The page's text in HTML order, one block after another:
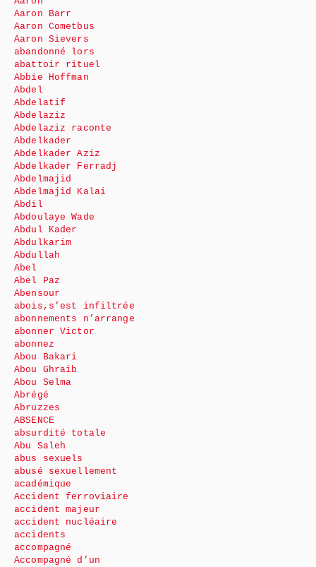
Aaron Barr
Aaron Cometbus
Aaron Sievers
abandonné lors
abattoir rituel
Abbie Hoffman
Abdel
Abdelatif
Abdelaziz
Abdelaziz raconte
Abdelkader
Abdelkader Aziz
Abdelkader Ferradj
Abdelmajid
Abdelmajid Kalai
Abdil
Abdoulaye Wade
Abdul Kader
Abdulkarim
Abdullah
Abel
Abel Paz
Abensour
abois,s’est infiltrée
abonnements n’arrange
abonner Victor
abonnez
Abou Bakari
Abou Ghraib
Abou Selma
Abrégé
Abruzzes
ABSENCE
absurdité totale
Abu Saleh
abus sexuels
abusé sexuellement
académique
Accident ferroviaire
accident majeur
accident nucléaire
accidents
accompagné
Accompagné d’un